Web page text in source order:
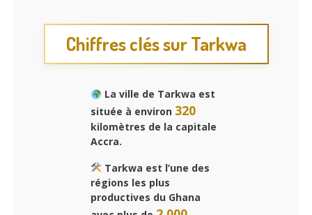
Chiffres clés sur Tarkwa
La ville de Tarkwa est
située à environ 320
kilomètres de la capitale
Accra.
Tarkwa est l’une des
régions les plus
productives du Ghana